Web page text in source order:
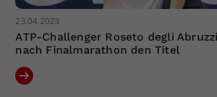
23.04.2023
ATP-Challenger Roseto degli
nach Finalmarathon den Titel